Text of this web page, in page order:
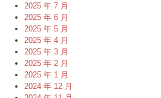
2025 年 7 月
2025 年 6 月
2025 年 5 月
2025 年 4 月
2025 年 3 月
2025 年 2 月
2025 年 1 月
2024 年 12 月